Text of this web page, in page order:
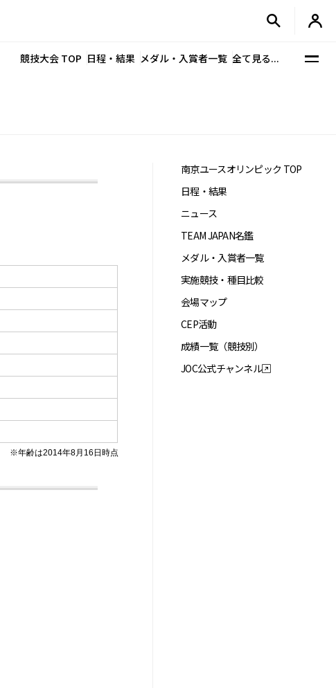
競技大会 TOP 日程・結果 メダル・入賞者一覧 全て見る...
※年齢は2014年8月16日時点
南京ユースオリンピック TOP
日程・結果
ニュース
TEAM JAPAN名鑑
メダル・入賞者一覧
実施競技・種目比較
会場マップ
CEP活動
成績一覧（競技別）
JOC公式チャンネル